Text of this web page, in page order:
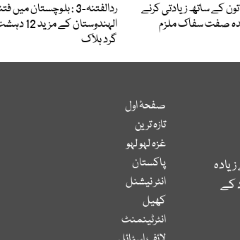
کے ساتھ زیادتی کرنے
صفت سفاک ملزم
ردالفتنہ-3 : بلوچستان میں
الہندوستان کے مزید
گرد ہلاک
کے
صفحۂ اول
تازہ ترین
غزہ لہو لہو
پاکستان
انٹر نیشنل
کھیل
انٹرٹینمنٹ